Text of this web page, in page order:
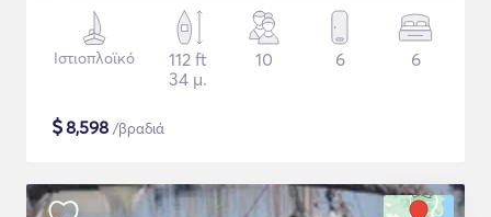
Ιστιοπλοϊκό
112 ft
34 μ.
10 6 6
$8,598 /βραδιά